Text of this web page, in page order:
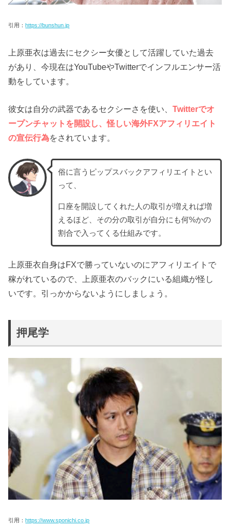
引用： https://bunshun.jp
上原亜衣は過去にセクシー女優として活躍していた過去
があり、今現在はYouTubeやTwitterでインフルエンサー活
動をしています。
彼女は自分の武器であるセクシーさを使い、Twitterでオ
ープンチャットを開設し、怪しい海外FXアフィリエイト
の宣伝行為をされています。
俗に言うピップスバックアフィリエイトとい
って、
口座を開設してくれた人の取引が増えれば増
えるほど、その分の取引が自分にも何%かの
割合で入ってくる仕組みです。
上原亜衣自身はFXで勝っていないのにアフィリエイトで
稼がれているので、上原亜衣のバックにいる組織が怪し
いです。引っかからないようにしましょう。
押尾学
引用： https://www.sponichi.co.jp